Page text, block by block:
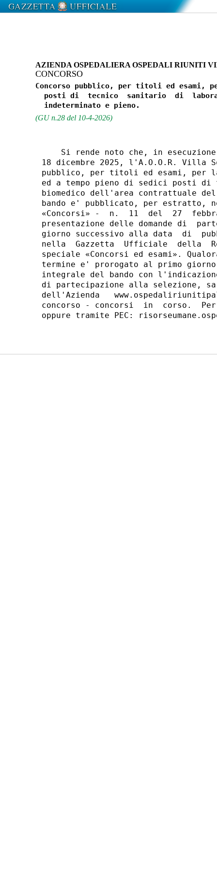
AZIENDA OSPEDALIERA OSPEDALI RIUNITI
CONCORSO
Concorso pubblico, per titoli ed esami,
posti di  tecnico  sanitario  di
(GU n.28 del 10-4-2026)
Si rende noto che, in
18 dicembre 2025, l'A.O.O.R. Villa
pubblico, per titoli ed esami, per la
ed a tempo pieno di sedici posti
biomedico dell'area contrattuale
bando e' pubblicato, per estratto,
«Concorsi» -  n.  11  del  27
presentazione delle domande di
giorno successivo alla data  di
nella  Gazzetta  Ufficiale  della
speciale «Concorsi ed esami».
termine e' prorogato al primo
integrale del bando con
di partecipazione alla selezione,
dell'Azienda
concorso - concorsi  in  corso.
oppure tramite PEC: